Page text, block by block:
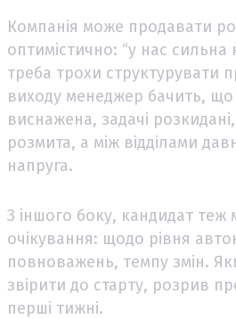
Компанія може продавати
оптимістично: “у нас
треба трохи структурувати
виходу менеджер бачить,
виснажена, задачі розкидані,
розмита, а між відділами
напруга.
З іншого боку, кандидат теж
очікування: щодо рівня
повноважень, темпу змін.
звірити до старту, розрив
перші тижні.